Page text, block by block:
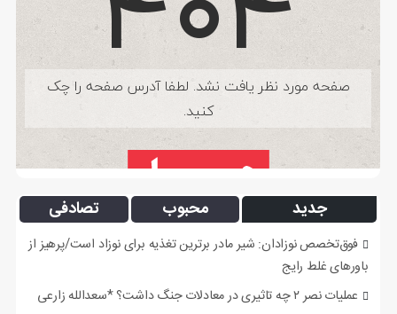
جدید محبوب تصادفی
فوق‌تخصص نوزادان: شیر مادر برترین تغذیه برای نوزاد است/پرهیز از
باورهای غلط رایج
عملیات نصر ۲ چه تاثیری در معادلات جنگ داشت؟ *سعدالله زارعی